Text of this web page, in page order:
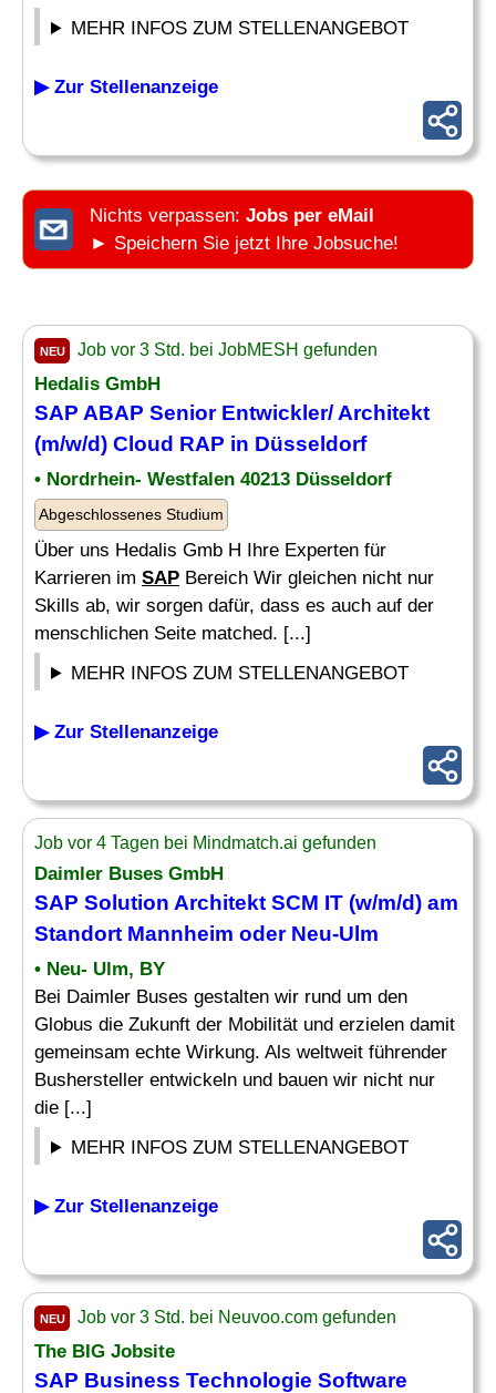
MEHR INFOS ZUM STELLENANGEBOT
▶ Zur Stellenanzeige
Nichts verpassen: Jobs per eMail
► Speichern Sie jetzt Ihre Jobsuche!
NEU Job vor 3 Std. bei JobMESH gefunden
Hedalis GmbH
SAP ABAP Senior Entwickler/ Architekt
(m/w/d) Cloud RAP in Düsseldorf
• Nordrhein- Westfalen 40213 Düsseldorf
Abgeschlossenes Studium
Über uns Hedalis Gmb H Ihre Experten für
Karrieren im SAP Bereich Wir gleichen nicht nur
Skills ab, wir sorgen dafür, dass es auch auf der
menschlichen Seite matched. [...]
MEHR INFOS ZUM STELLENANGEBOT
▶ Zur Stellenanzeige
Job vor 4 Tagen bei Mindmatch.ai gefunden
Daimler Buses GmbH
SAP Solution Architekt SCM IT (w/m/d) am
Standort Mannheim oder Neu-Ulm
• Neu- Ulm, BY
Bei Daimler Buses gestalten wir rund um den
Globus die Zukunft der Mobilität und erzielen damit
gemeinsam echte Wirkung. Als weltweit führender
Bushersteller entwickeln und bauen wir nicht nur
die [...]
MEHR INFOS ZUM STELLENANGEBOT
▶ Zur Stellenanzeige
NEU Job vor 3 Std. bei Neuvoo.com gefunden
The BIG Jobsite
SAP Business Technologie Software